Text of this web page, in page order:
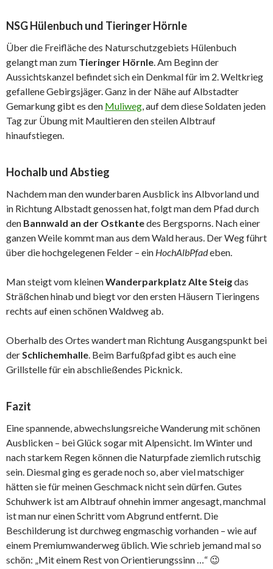
NSG Hülenbuch und Tieringer Hörnle
Über die Freifläche des Naturschutzgebiets Hülenbuch
gelangt man zum Tieringer Hörnle. Am Beginn der
Aussichtskanzel befindet sich ein Denkmal für im 2. Weltkrieg
gefallene Gebirgsjäger. Ganz in der Nähe auf Albstadter
Gemarkung gibt es den Muliweg, auf dem diese Soldaten jeden
Tag zur Übung mit Maultieren den steilen Albtrauf
hinaufstiegen.
Hochalb und Abstieg
Nachdem man den wunderbaren Ausblick ins Albvorland und
in Richtung Albstadt genossen hat, folgt man dem Pfad durch
den Bannwald an der Ostkantedes Bergsporns. Nach einer
ganzen Weile kommt man aus dem Wald heraus. Der Weg führt
über die hochgelegenen Felder – ein HochAlbPfadeben.
Man steigt vom kleinenWanderparkplatz Alte Steigdas
Sträßchen hinab und biegt vor den ersten Häusern Tieringens
rechts auf einen schönen Waldweg ab.
Oberhalb des Ortes wandert man Richtung Ausgangspunkt bei
derSchlichemhalle. Beim Barfußpfad gibt es auch eine
Grillstelle für ein abschließendes Picknick.
Fazit
Eine spannende, abwechslungsreiche Wanderung mit schönen
Ausblicken – bei Glück sogar mit Alpensicht. Im Winter und
nach starkem Regen können die Naturpfade ziemlich rutschig
sein. Diesmal ging es gerade noch so, aber viel matschiger
hätten sie für meinen Geschmack nicht sein dürfen. Gutes
Schuhwerk ist am Albtrauf ohnehin immer angesagt, manchmal
ist man nur einen Schritt vom Abgrund entfernt. Die
Beschilderung ist durchweg engmaschig vorhanden – wie auf
einem Premiumwanderweg üblich. Wie schrieb jemand mal so
schön: „Mit einem Rest von Orientierungssinn …“ 😉